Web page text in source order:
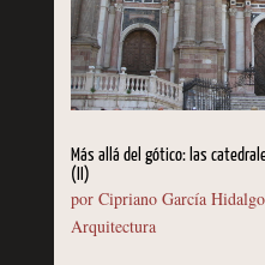
Más allá del gótico: las
(II)
por Cipriano García
Arquitectura